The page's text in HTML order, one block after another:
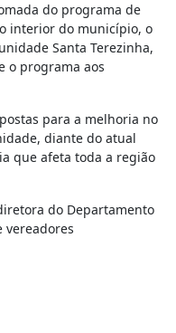
do programa de
interior do município, o
Santa Terezinha,
o programa aos
para a melhoria no
diante do atual
que afeta toda a região
do Departamento
vereadores